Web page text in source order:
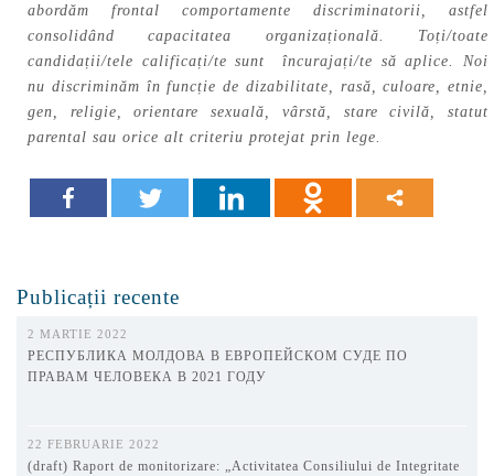
abordăm frontal comportamente discriminatorii, astfel
consolidând capacitatea organizațională. Toți/toate
candidații/tele calificați/te sunt încurajați/te să aplice. Noi
nu discriminăm în funcție de dizabilitate, rasă, culoare, etnie,
gen, religie, orientare sexuală, vârstă, stare civilă, statut
parental sau orice alt criteriu protejat prin lege.
Publicații recente
2 MARTIE 2022
РЕСПУБЛИКА МОЛДОВА В ЕВРОПЕЙСКОМ СУДЕ ПО
ПРАВАМ ЧЕЛОВЕКА В 2021 ГОДУ
22 FEBRUARIE 2022
(draft) Raport de monitorizare: „Activitatea Consiliului de Integritate